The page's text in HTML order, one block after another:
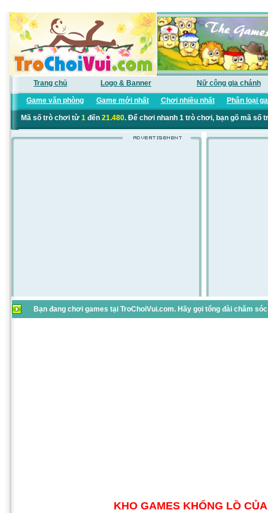
Trang chủ Logo & Banner Nữ công gia chánh
Game văn phòng Game mới nhất Chơi nhiều nhất Phân loại
Mã số trò chơi từ 1đến 21.480. Để chơi nhanh 1 trò chơi, bạn gõ mã số
Bạn đang chơi games tại TroChoiVui.com. Hãy gọi tổng đài chăm
KHO GAMES KHỔNG LỒ